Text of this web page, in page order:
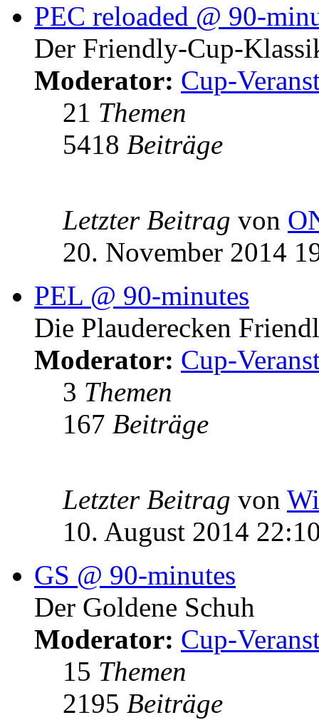
PEC reloaded @ 90-
Der Friendly-Cup-
Moderator: Cup-
21 Themen
5418 Beiträge
Letzter Beitrag von
20. November 2014
PEL @ 90-minutes
Die Plauderecken
Moderator: Cup-
3 Themen
167 Beiträge
Letzter Beitrag von
10. August 2014
GS @ 90-minutes
Der Goldene Schuh
Moderator: Cup-
15 Themen
2195 Beiträge